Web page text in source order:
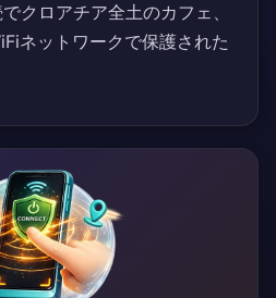
クロアチア全土のカフェ、
ネットワークで保護された